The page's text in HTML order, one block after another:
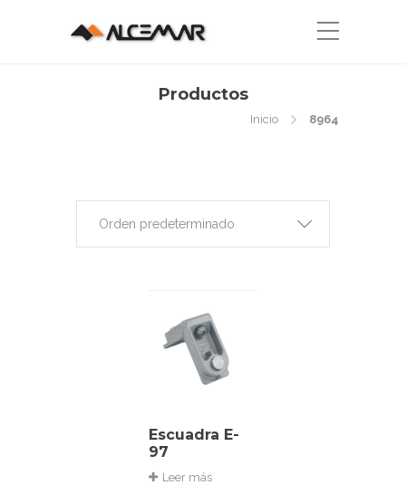
Productos
Inicio 8964
Orden predeterminado
Escuadra E-
97
Leer más